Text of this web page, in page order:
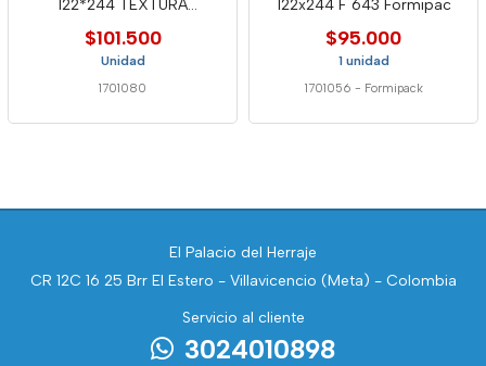
122*244 TEXTURA
$101.500
Unidad
1701080
122x244 F 643 Formipac
$95.000
1 unidad
1701056 - Formipack
El Palacio del Herraje
CR 12C 16 25 Brr El Estero - Villavicencio (Meta) - Colombia
Servicio al cliente
3024010898